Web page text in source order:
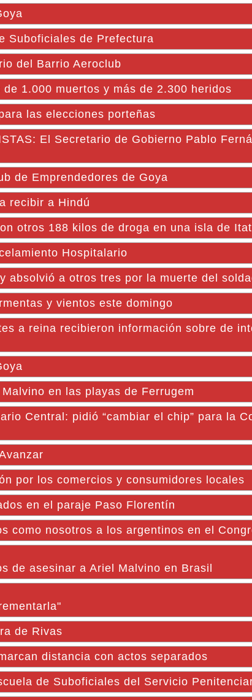
Suboficiales de Prefectura
del Barrio Aeroclub
1.000 muertos y más de 2.300 heridos
las elecciones porteñas
El Secretario de Gobierno Pablo
de Emprendedores de Goya
recibir a Hindú
otros 188 kilos de droga en una isla de
Hospitalario
absolvió a otros tres por la muerte del
y vientos este domingo
a reina recibieron información sobre de
en las playas de Ferrugem
Central: pidió “cambiar el chip” para la
por los comercios y consumidores locales
en el paraje Paso Florentín
como nosotros a los argentinos en el
de asesinar a Ariel Malvino en Brasil
de Rivas
distancia con actos separados
de Suboficiales del Servicio